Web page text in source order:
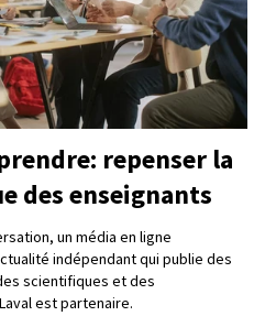
repenser la
des enseignants
un média en ligne
indépendant qui publie des
scientifiques et des
est partenaire.